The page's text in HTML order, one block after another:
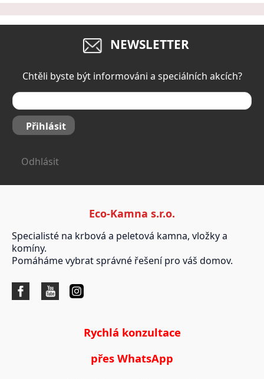
NEWSLETTER
Chtěli byste být informováni a speciálních akcích?
Přihlásit
Odhlásit
Eco-Kamna s.r.o.
Specialisté na krbová a peletová kamna, vložky a
komíny.
Pomáháme vybrat správné řešení pro váš domov.
Rychlá konzultace
přes WhatsApp